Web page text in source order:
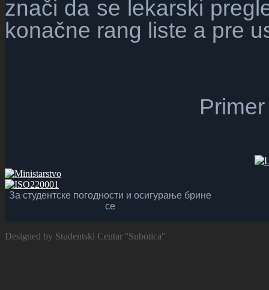
znači da se lekarski
konačne rang liste a pre
За студентске погодности и осигурање брине
се
Designed by Studentski Centar ''Subotica''